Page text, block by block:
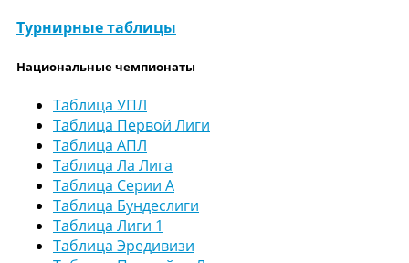
Турнирные таблицы
Национальные чемпионаты
Таблица УПЛ
Таблица Первой Лиги
Таблица АПЛ
Таблица Ла Лига
Таблица Серии А
Таблица Бундеслиги
Таблица Лиги 1
Таблица Эредивизи